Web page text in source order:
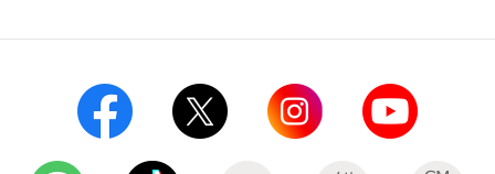
自転車シェアリング（店舗限定）
セブン-イレブンの歴史